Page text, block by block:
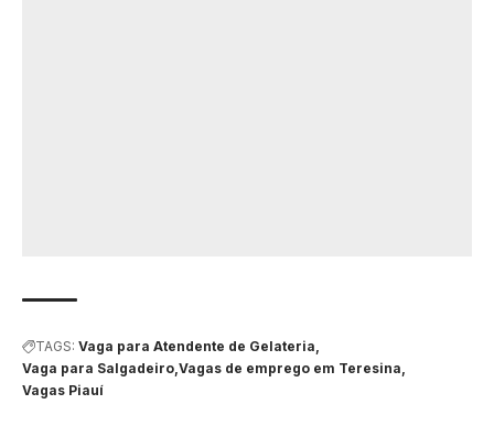
TAGS: Vaga para Atendente de Gelateria
Vaga para Salgadeiro Vagas de emprego em Teresina
Vagas Piauí